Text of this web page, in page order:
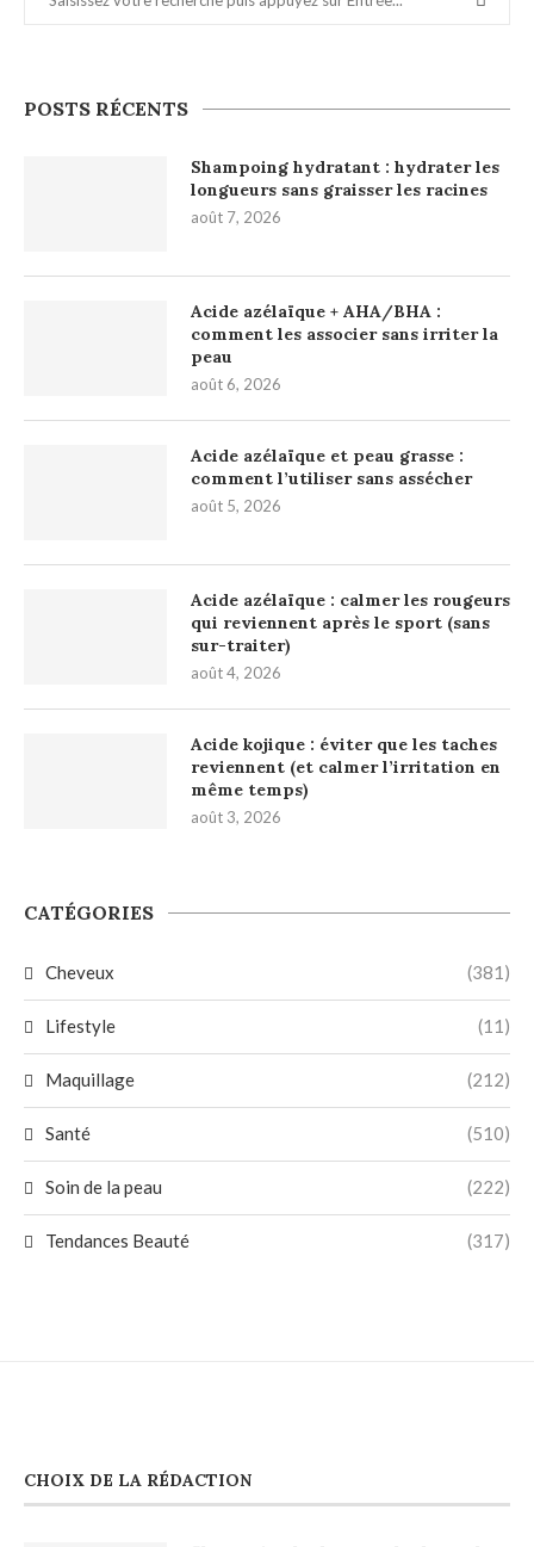
POSTS RÉCENTS
Shampoing hydratant : hydrater les
longueurs sans graisser les racines
août 7, 2026
Acide azélaïque + AHA/BHA :
comment les associer sans irriter la
peau
août 6, 2026
Acide azélaïque et peau grasse :
comment l’utiliser sans assécher
août 5, 2026
Acide azélaïque : calmer les rougeurs
qui reviennent après le sport (sans
sur-traiter)
août 4, 2026
Acide kojique : éviter que les taches
reviennent (et calmer l’irritation en
même temps)
août 3, 2026
CATÉGORIES
Cheveux (381)
Lifestyle (11)
Maquillage (212)
Santé (510)
Soin de la peau (222)
Tendances Beauté (317)
CHOIX DE LA RÉDACTION